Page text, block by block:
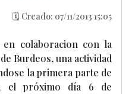
🗓️ Creado: 07/11/2013 15:05
en colaboracion con la
Burdeos, una actividad
la primera parte de
el próximo día 6 de